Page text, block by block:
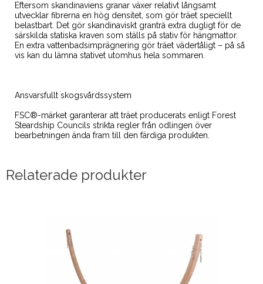
Eftersom skandinaviens granar växer relativt långsamt
utvecklar fibrerna en hög densitet, som gör träet speciellt
belastbart. Det gör skandinaviskt granträ extra dugligt för de
särskilda statiska kraven som ställs på stativ för hängmattor.
En extra vattenbadsimprägnering gör träet vädertåligt – på så
vis kan du lämna stativet utomhus hela sommaren.
Ansvarsfullt skogsvårdssystem
FSC®-märket garanterar att träet producerats enligt Forest
Steardship Councils strikta regler från odlingen över
bearbetningen ända fram till den färdiga produkten.
Relaterade produkter